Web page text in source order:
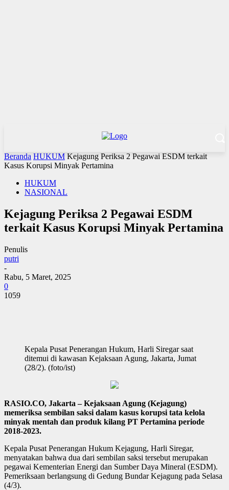
Beranda HUKUM Kejagung Periksa 2 Pegawai ESDM terkait
Kasus Korupsi Minyak Pertamina
HUKUM
NASIONAL
Kejagung Periksa 2 Pegawai ESDM
terkait Kasus Korupsi Minyak Pertamina
Penulis
putri
-
Rabu, 5 Maret, 2025
0
1059
Kepala Pusat Penerangan Hukum, Harli Siregar saat
ditemui di kawasan Kejaksaan Agung, Jakarta, Jumat
(28/2). (foto/ist)
RASIO.CO, Jakarta – Kejaksaan Agung (Kejagung)
memeriksa sembilan saksi dalam kasus korupsi tata kelola
minyak mentah dan produk kilang PT Pertamina periode
2018-2023.
Kepala Pusat Penerangan Hukum Kejagung, Harli Siregar,
menyatakan bahwa dua dari sembilan saksi tersebut merupakan
pegawai Kementerian Energi dan Sumber Daya Mineral (ESDM).
Pemeriksaan berlangsung di Gedung Bundar Kejagung pada Selasa
(4/3).